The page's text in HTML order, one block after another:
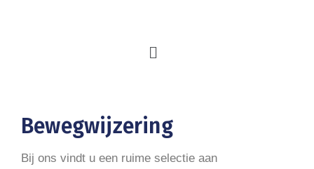
Bewegwijzering
Bij ons vindt u een ruime selectie aan